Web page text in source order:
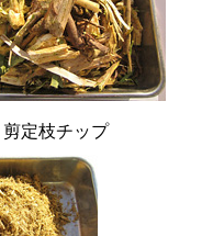
剪定枝チップ